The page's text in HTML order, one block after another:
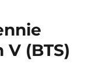
V (BTS)